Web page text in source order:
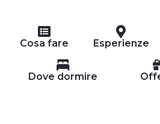
Cosa fare Esperienze
Dove dormire